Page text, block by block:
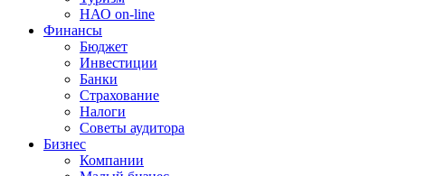
НАО on-line
Финансы
Бюджет
Инвестиции
Банки
Страхование
Налоги
Советы аудитора
Бизнес
Компании